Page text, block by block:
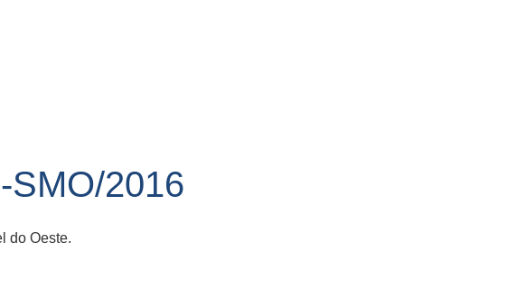
SMO/2016
do Oeste.